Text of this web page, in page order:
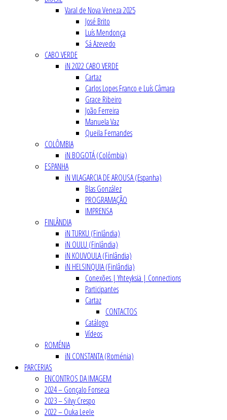
Varal de Nova Veneza 2025
José Brito
Luís Mendonça
Sá Azevedo
CABO VERDE
iN 2022 CABO VERDE
Cartaz
Carlos Lopes Franco e Luís Câmara
Grace Ribeiro
João Ferreira
Manuela Vaz
Queila Fernandes
COLÔMBIA
iN BOGOTÁ (Colômbia)
ESPANHA
iN VILAGARCIA DE AROUSA (Espanha)
Blas González
PROGRAMAÇÃO
IMPRENSA
FINLÂNDIA
iN TURKU (Finlândia)
iN OULU (Finlândia)
iN KOUVOULA (Finlândia)
iN HELSINQUIA (Finlândia)
Conexões | Yhteyksiä | Connections
Participantes
Cartaz
CONTACTOS
Catálogo
Vídeos
ROMÉNIA
iN CONSTANTA (Roménia)
PARCERIAS
ENCONTROS DA IMAGEM
2024 – Gonçalo Fonseca
2023 – Silvy Crespo
2022 – Ouka Leele